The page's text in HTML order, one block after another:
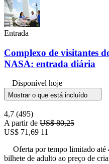
Entrada
Complexo de visitantes
NASA: entrada diária
Disponível hoje
Mostrar o que está incluído
4,7 (495)
A partir de US$ 80,25
US$ 71,69 11
Oferta por tempo limitado
bilhete de adulto ao preço de